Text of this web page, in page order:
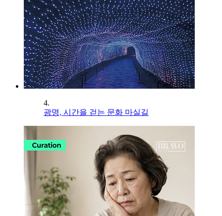
4.
광명, 시간을 걷는 문화 마실길